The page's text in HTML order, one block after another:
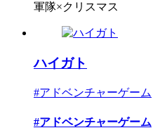
軍隊×クリスマス
ハイガト
#アドベンチャーゲーム
#アドベンチャーゲーム